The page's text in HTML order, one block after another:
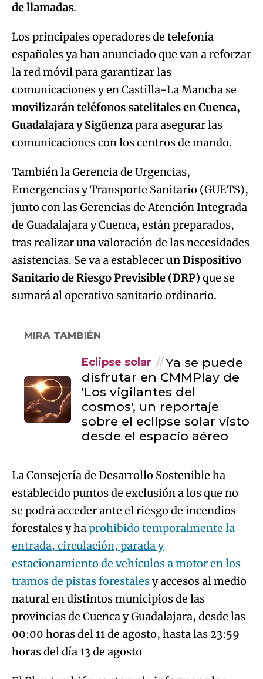
de llamadas.
Los principales operadores de telefonía
españoles ya han anunciado que van a reforzar
la red móvil para garantizar las
comunicaciones y en Castilla-La Mancha se
movilizarán teléfonos satelitales en Cuenca,
Guadalajara y Sigüenzapara asegurar las
comunicaciones con los centros de mando.
También la Gerencia de Urgencias,
Emergencias y Transporte Sanitario (GUETS),
junto con las Gerencias de Atención Integrada
de Guadalajara y Cuenca, están preparados,
tras realizar una valoración de las necesidades
asistencias. Se va a establecerun Dispositivo
Sanitario de Riesgo Previsible (DRP) que se
sumará al operativo sanitario ordinario.
MIRA TAMBIÉN
Eclipse solar
Ya se puede
disfrutar en CMMPlay de
'Los vigilantes del
cosmos', un reportaje
sobre el eclipse solar visto
desde el espacio aéreo
La Consejería de Desarrollo Sostenible ha
establecido puntos de exclusión a los que no
se podrá acceder ante el riesgo de incendios
forestales y haprohibido temporalmente la
entrada, circulación, parada y
estacionamiento de vehículos a motor en los
tramos de pistas forestalesy accesos al medio
natural en distintos municipios de las
provincias de Cuenca y Guadalajara, desde las
00:00 horas del 11 de agosto, hasta las 23:59
horas del día 13 de agosto